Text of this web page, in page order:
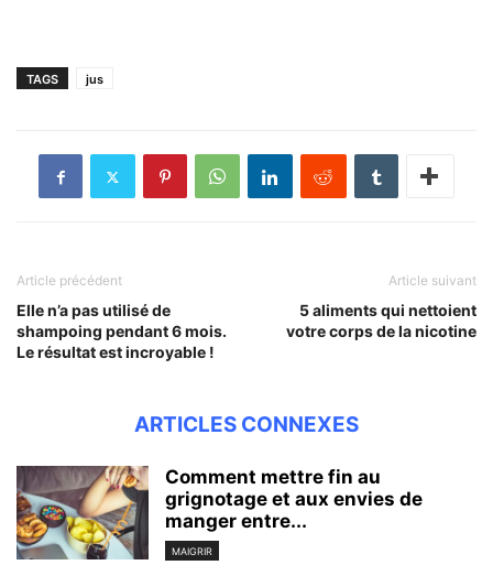
TAGS jus
Article précédent
Elle n’a pas utilisé de
shampoing pendant 6 mois.
Le résultat est incroyable !
Article suivant
5 aliments qui nettoient
votre corps de la nicotine
ARTICLES CONNEXES
Comment mettre fin au
grignotage et aux envies de
manger entre...
MAIGRIR